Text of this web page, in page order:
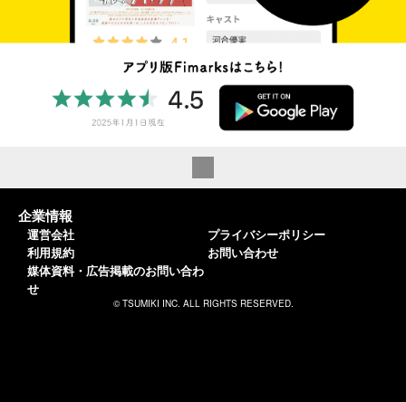
企業情報
運営会社
利用規約
媒体資料・広告掲載のお問い合わ
せ
プライバシーポリシー
お問い合わせ
© TSUMIKI INC. ALL RIGHTS RESERVED.